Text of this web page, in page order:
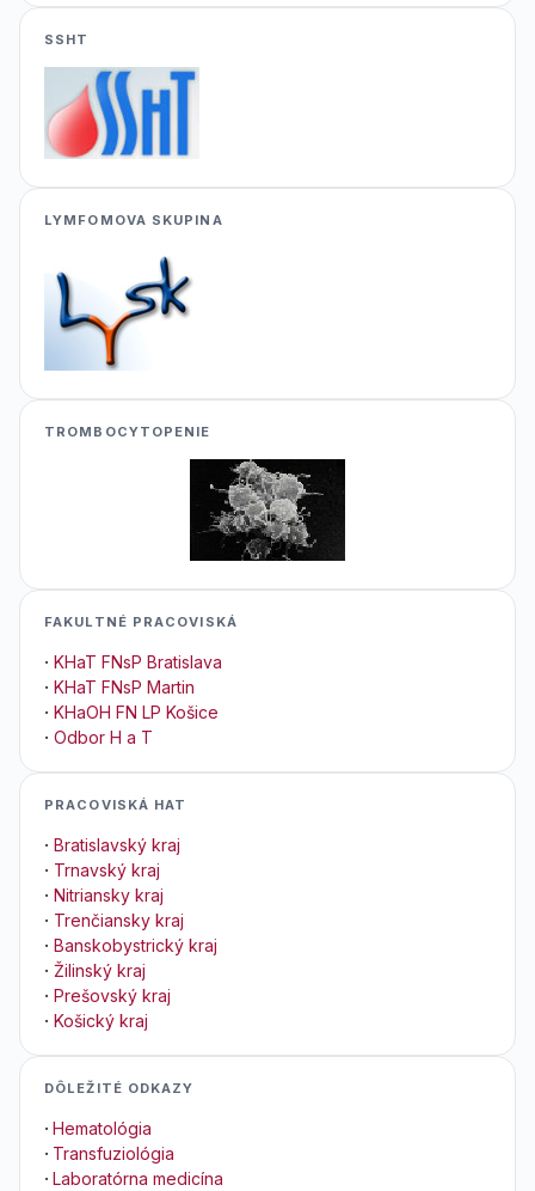
SSHT
LYMFOMOVA SKUPINA
TROMBOCYTOPENIE
FAKULTNÉ PRACOVISKÁ
· KHaT FNsP Bratislava
· KHaT FNsP Martin
· KHaOH FN LP Košice
· Odbor H a T
PRACOVISKÁ HAT
· Bratislavský kraj
· Trnavský kraj
· Nitriansky kraj
· Trenčiansky kraj
· Banskobystrický kraj
· Žilinský kraj
· Prešovský kraj
· Košický kraj
DÔLEŽITÉ ODKAZY
· Hematológia
· Transfuziológia
· Laboratórna medicína